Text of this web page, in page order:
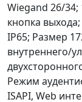
Wiegand 26/34;
кнопка выхода;
IP65; Размер
внутреннего/
Режим
ISAPI, Web